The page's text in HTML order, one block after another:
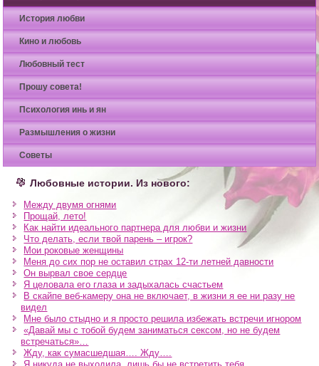
История любви
Кино и любовь
Любовный тест
Прошу совета!
Психология инь и ян
Размышления о жизни
Советы
Любовные истории. Из нового:
Между двумя огнями
Прощай, лето!
Как найти идеального партнера для любви и жизни
Что делать, если твой парень – игрок?
Мои роковые женщины
Меня до сих пор не оставил страх 12-ти летней давности
Он вырвал свое сердце
Я целовала его глаза и задыхалась счастьем
В скайпе веб-камеру она не включает, в жизни я ее ни разу не
видел
Мне было стыдно и я просто решила избежать встречи игнором
«Давай мы с тобой будем заниматься сексом, но не будем
встречаться»…
Жду, как сумасшедшая…. Жду….